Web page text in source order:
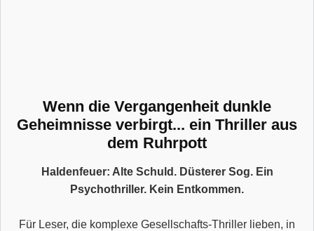
Wenn die Vergangenheit dunkle
Geheimnisse verbirgt... ein Thriller aus
dem Ruhrpott
Haldenfeuer: Alte Schuld. Düsterer Sog. Ein
Psychothriller. Kein Entkommen.
Für Leser, die komplexe Gesellschafts-Thriller lieben, in